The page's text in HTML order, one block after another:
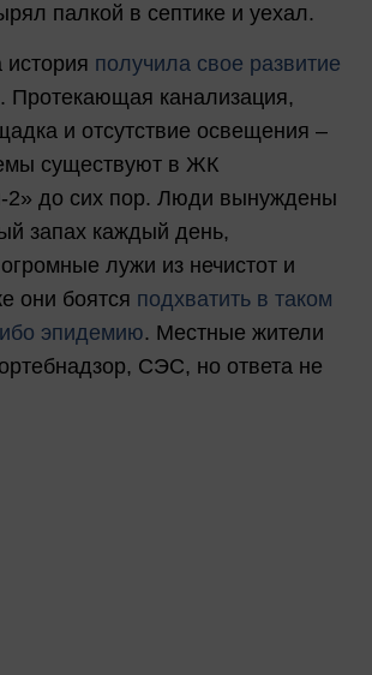
палкой в септике и уехал.
получила свое развитие
. Протекающая канализация,
и отсутствие освещения –
существуют в ЖК
2» до сих пор. Люди вынуждены
запах каждый день,
лужи из нечистот и
они боятся подхватить в таком
эпидемию. Местные жители
СЭС, но ответа не